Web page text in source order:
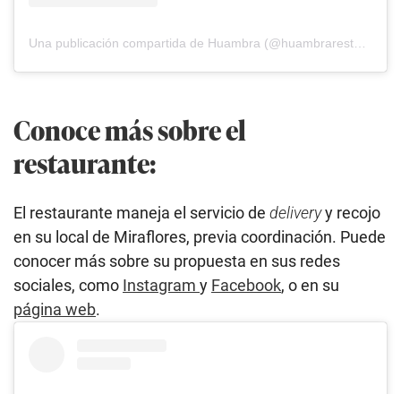
Una publicación compartida de Huambra (@huambrarestaurante)
Conoce más sobre el
restaurante:
El restaurante maneja el servicio de deliveryy recojo
en su local de Miraflores, previa coordinación. Puede
conocer más sobre su propuesta en sus redes
sociales, como Instagram y Facebook, o en su
página web.